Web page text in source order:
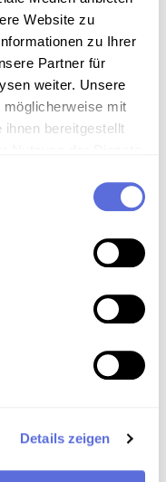
Website zu
zu Ihrer
Partner für
weiter. Unsere
mit
bereitgestellt
Details zeigen
first came to
, Publizierte